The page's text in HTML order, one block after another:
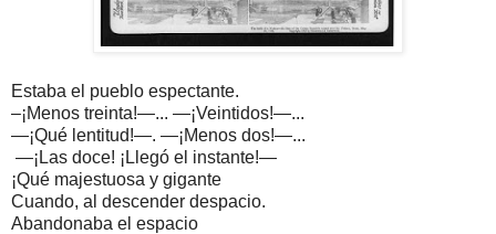
Estaba el pueblo espectante.
–¡Menos treinta!—... —¡Veintidos!—...
—¡Qué lentitud!—. —¡Menos dos!—...
—¡Las doce! ¡Llegó el instante!—
¡Qué majestuosa y gigante
Cuando, al descender despacio.
Abandonaba el espacio